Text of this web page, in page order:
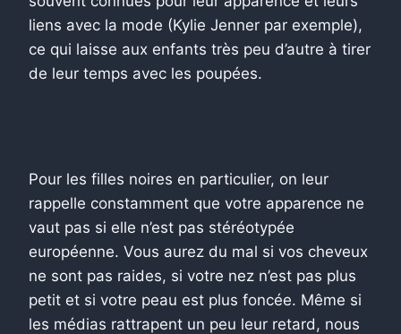
liens avec la mode (Kylie Jenner par exemple),
ce qui laisse aux enfants très peu d’autre à tirer
de leur temps avec les poupées.
Pour les filles noires en particulier, on leur
rappelle constamment que votre apparence ne
vaut pas si elle n’est pas stéréotypée
européenne. Vous aurez du mal si vos cheveux
ne sont pas raides, si votre nez n’est pas plus
petit et si votre peau est plus foncée. Même si
les médias rattrapent un peu leur retard, nous